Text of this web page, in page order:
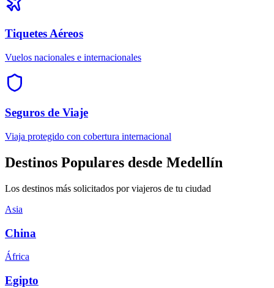
Tiquetes Aéreos
Vuelos nacionales e internacionales
Seguros de Viaje
Viaja protegido con cobertura internacional
Destinos Populares desde Medellín
Los destinos más solicitados por viajeros de tu ciudad
Asia
China
África
Egipto